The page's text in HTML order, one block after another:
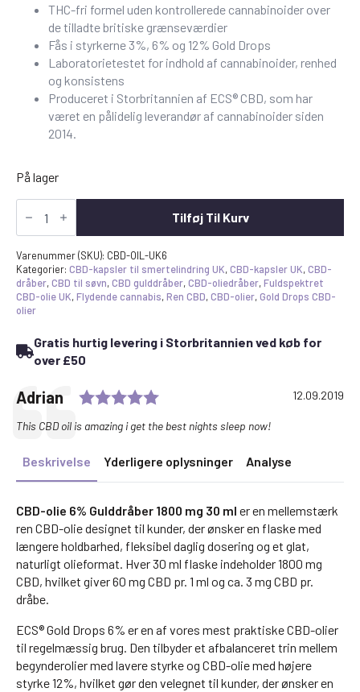
THC-fri formel uden kontrollerede cannabinoider over
de tilladte britiske grænseværdier
Fås i styrkerne 3%, 6% og 12% Gold Drops
Laboratorietestet for indhold af cannabinoider, renhed
og konsistens
Produceret i Storbritannien af ECS® CBD, som har
været en pålidelig leverandør af cannabinoider siden
2014.
På lager
CBD-
olie
Drops
1800mg
30ml
antal
Tilføj Til Kurv
Varenummer (SKU): CBD-OIL-UK6
Kategorier: CBD-kapsler til smertelindring UK,CBD-kapsler UK,CBD-
dråber,CBD til søvn,CBD gulddråber,CBD-oliedråber,Fuldspektret
CBD-olie UK,Flydende cannabis,Ren CBD,CBD-olier,Gold Drops CBD-
olier
Gratis hurtig levering i Storbritannien ved køb for
over £50
Testimonial
Author:
Adrian Rating: 5.0 out of 5 stars
Date:
12.09.2019
Text:
This CBD oil is amazing i get the best nights sleep now!
Beskrivelse Yderligere oplysninger Analyse
CBD-olie 6% Gulddråber 1800 mg 30 ml er en mellemstærk
ren CBD-olie designet til kunder, der ønsker en flaske med
længere holdbarhed, fleksibel daglig dosering og et glat,
naturligt olieformat. Hver 30 ml flaske indeholder 1800 mg
CBD, hvilket giver 60 mg CBD pr. 1 ml og ca. 3 mg CBD pr.
dråbe.
ECS® Gold Drops 6% er en af vores mest praktiske CBD-olier
til regelmæssig brug. Den tilbyder et afbalanceret trin mellem
begynderolier med lavere styrke og CBD-olie med højere
styrke 12%, hvilket gør den velegnet til kunder, der ønsker en